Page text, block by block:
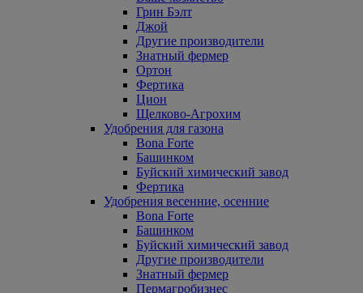
Грин Бэлт
Джой
Другие производители
Знатный фермер
Ортон
Фертика
Цион
Щелково-Агрохим
Удобрения для газона
Bona Forte
Башинком
Буйский химический завод
Фертика
Удобрения весенние, осенние
Bona Forte
Башинком
Буйский химический завод
Другие производители
Знатный фермер
Пермагробизнес